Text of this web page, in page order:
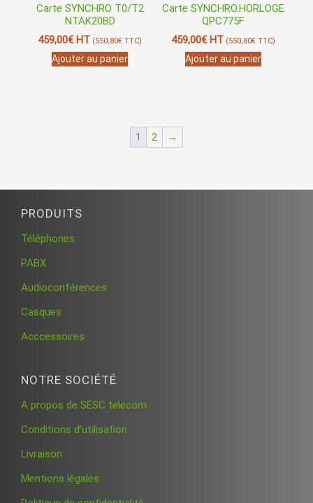
Carte SYNCHRO T0/T2
NTAK20BD
459,00€HT (550,80€ TTC)
Ajouter au panier
Carte SYNCHRO.HORLOGE
QPC775F
459,00€HT (550,80€TTC)
Ajouter au panier
1 2 →
PRODUITS
Téléphones
PABX
Audioconférences
Casques
Acccessoires
NOTRE SOCIÉTÉ
A propos de SESC telecom
Conditions d’utilisation
Livraison
Mentions légales